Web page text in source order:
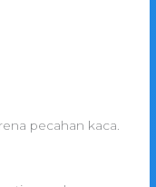
pecahan kaca.